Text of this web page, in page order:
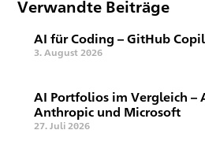
Verwandte Beiträge
AI für Coding – GitHub
3. August 2026
AI Portfolios im Vergleich –
Anthropic und Microsoft
27. Juli 2026